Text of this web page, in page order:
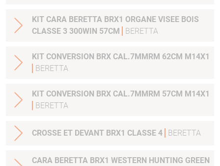
KIT CARA BERETTA BRX1 ORGANE VISEE BOIS
CLASSE 3 300WIN 57CM
BERETTA
KIT CONVERSION BRX CAL.7MMRM 62CM M14X1
BERETTA
KIT CONVERSION BRX CAL.7MMRM 57CM M14X1
BERETTA
CROSSE ET DEVANT BRX1 CLASSE 4 BERETTA
CARA BERETTA BRX1 WESTERN HUNTING GREEN